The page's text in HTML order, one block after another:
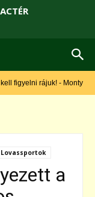
rájuk! - Monty Roberts
Lovassportok
a